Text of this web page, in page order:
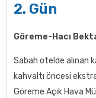
2. Gün
Göreme-Hacı
Sabah otelde alınan
kahvaltı öncesi
Göreme Açık Hava